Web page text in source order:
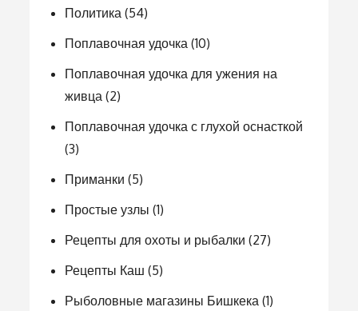
Политика (54)
Поплавочная удочка (10)
Поплавочная удочка для ужения на
живца (2)
Поплавочная удочка с глухой оснасткой
(3)
Приманки (5)
Простые узлы (1)
Рецепты для охоты и рыбалки (27)
Рецепты Каш (5)
Рыболовные магазины Бишкека (1)